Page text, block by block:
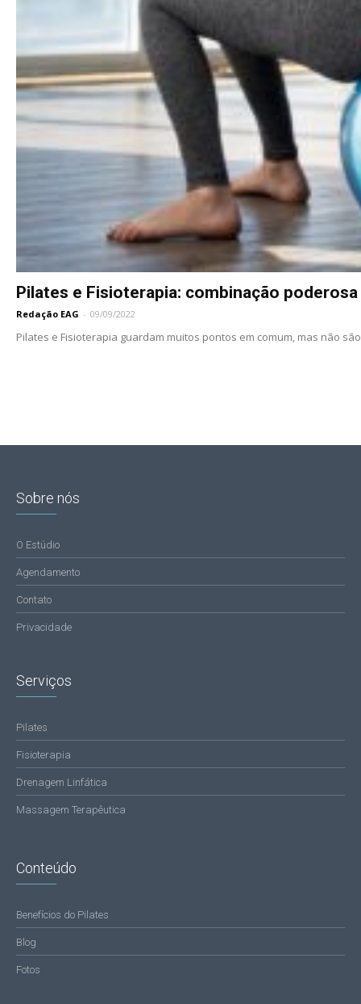
Pilates e Fisioterapia: combinação poderosa
Redação EAG - 09/09/2022
Pilates e Fisioterapia guardam muitos pontos em comum, mas não
Sobre nós
O Estúdio
Agendamento
Contato
Privacidade
Serviços
Pilates
Fisioterapia
Drenagem Linfática
Massagem Terapêutica
Conteúdo
Benefícios do Pilates
Blog
Fotos